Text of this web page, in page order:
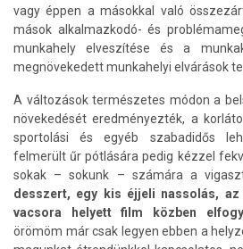
vagy éppen a másokkal való
mások alkalmazkodó- és
munkahely elveszítése és a
megnövekedett munkahelyi elvárások
A változások természetes módon a
növekedését eredményezték, a
sportolási és egyéb szabadidős
felmerült űr pótlására pedig kézzel
sokak – sokunk – számára a
desszert, egy kis éjjeli nassolás,
vacsora helyett film közben
örömöm már csak legyen ebben a